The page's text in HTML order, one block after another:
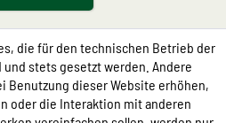
die für den technischen Betrieb der
stets gesetzt werden. Andere
Benutzung dieser Website erhöhen,
oder die Interaktion mit anderen